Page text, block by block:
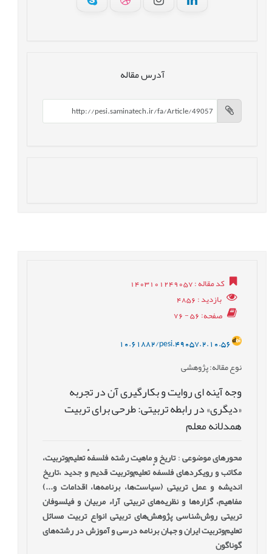
آدرس مقاله
کد مقاله: 1403101249057
بازدید: 4856
صفحه: 56 - 76
10.61882/pesi.49057.2.10.56
نوع مقاله: پژوهشی
وجه آینه ای روایت و بکارگیری آن در تجربه
«دیگری» در رابطه تربیتی: طرحی برای تربیت
همدلانه معلم
محورهای موضوعی:تاریخ و ماهیت رشته فلسفهٔ ‌تعلیم‌وتربیت،
مکاتب و رویکردهای فلسفهٔ ‌تعلیم‌وتربیت قدیم و جدید ،تاریخ
اندیشه و عمل تربیتی (سیاست‌ها، برنامه‌ها، اقدامات و...)
مفاهیم، گزاره‌ها و نظریه‌های تربیتی آراء مربیان و فیلسوفان
تربیتی روش‌شناسی پژوهش‌های تربیتی انواع تربیت مسائل
تعلیم‌وتربیت ایران و جهان برنامه درسی و آموزش در رشته‌های
گوناگون